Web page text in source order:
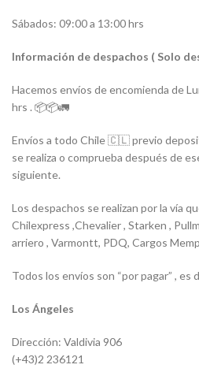
Sábados: 09:00 a 13:00 hrs
Información de despachos ( Solo
Hacemos envíos de encomienda de
hrs . 📦📦🚛
Envíos a todo Chile 🇨🇱 previo
se realiza o comprueba después de
siguiente.
Los despachos se realizan por la vía
Chilexpress ,Chevalier , Starken ,
arriero , Varmontt, PDQ, Cargos
Todos los envíos son “por pagar” , es
Los Ángeles
Dirección: Valdivia 906
(+43)2 236121